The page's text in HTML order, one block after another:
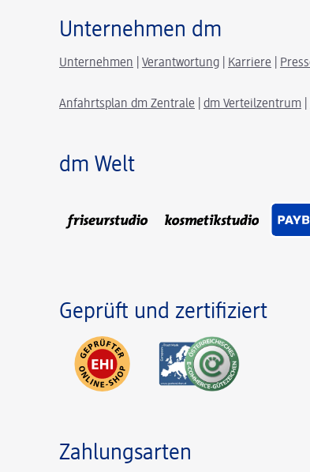
Unternehmen dm
Unternehmen Verantwortung Karriere
Anfahrtsplan dm Zentrale dm Verteilzentrum
dm Welt
Geprüft und zertifiziert
Zahlungsarten